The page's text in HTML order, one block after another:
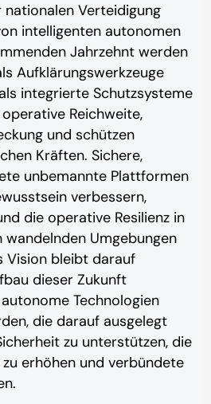
nationalen Verteidigung
intelligenten autonomen
Jahrzehnt werden
Aufklärungswerkzeuge
integrierte Schutzsysteme
Reichweite,
und schützen
Kräften. Sichere,
unbemannte Plattformen
verbessern,
die operative Resilienz in
Umgebungen
Vision bleibt darauf
dieser Zukunft
Technologien
die darauf ausgelegt
zu unterstützen, die
erhöhen und verbündete